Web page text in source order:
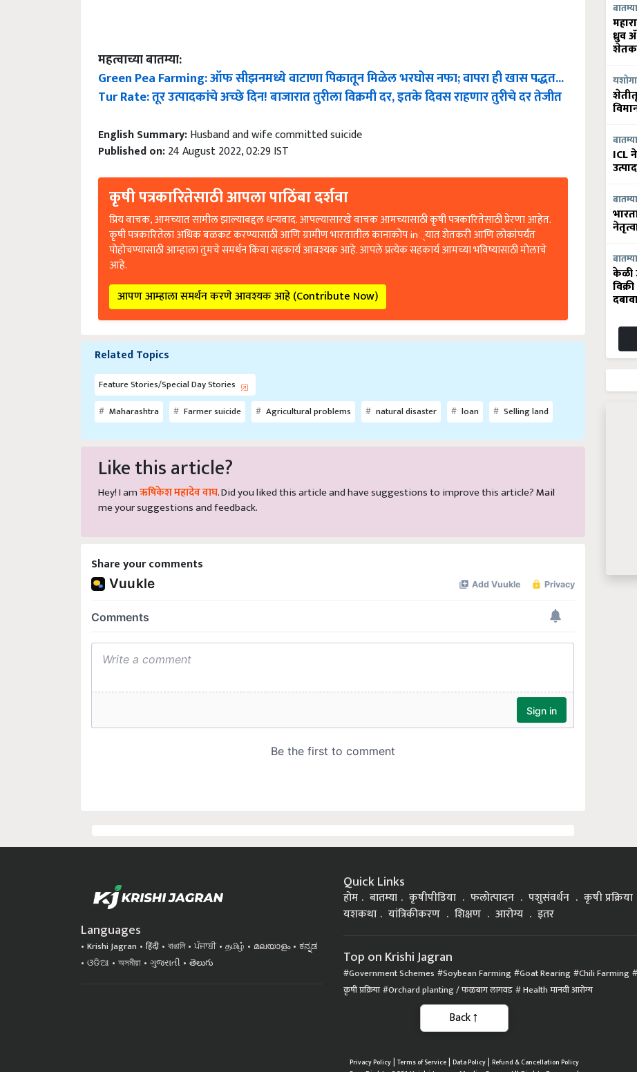
महत्वाच्या बातम्या:
Green Pea Farming: ऑफ सीझनमध्ये वाटाणा पिकातून मिळेल भरघोस नफा; वापरा ही खास पद्धत...
Tur Rate: तूर उत्पादकांचे अच्छे दिन! बाजारात तुरीला विक्रमी दर, इतके दिवस राहणार तुरीचे दर तेजीत
English Summary: Husband and wife committed suicide
Published on: 24 August 2022, 02:29 IST
कृषी पत्रकारितेसाठी आपला पाठिंबा दर्शवा
प्रिय वाचक, आमच्यात सामील झाल्याबद्दल धन्यवाद. आपल्यासारखे वाचक आमच्यासाठी कृषी पत्रकारितेसाठी प्रेरणा आहेत.
कृषी पत्रकारितेला अधिक बळकट करण्यासाठी आणि ग्रामीण भारतातील कानाकोप in्यात शेतकरी आणि लोकांपर्यंत
पोहोचण्यासाठी आम्हाला तुमचे समर्थन किंवा सहकार्य आवश्यक आहे. आपले प्रत्येक सहकार्य आमच्या भविष्यासाठी मोलाचे
आहे.
आपण आम्हाला समर्थन करणे आवश्यक आहे (Contribute Now)
Related Topics
Feature Stories/Special Day Stories
Maharashtra
Farmer suicide Agricultural problems natural disaster loan Selling land
Like this article?
Hey! I am ऋषिकेश महादेव वाघ . Did you liked this article and have suggestions to improve this article? Mail
me your suggestions and feedback.
Share your comments
बातम्या
ध्रुव
बातम्या
ICL
बातम्या
बातम्या
केळी
Languages
Krishi Jagran हिंदी বাঙালি ਪੰਜਾਬੀ தமிழ் മലയാളം
ಕನ್ನಡ
ଓଡିଆ
অসমীয়া ગુજરાતી తెలుగు
Quick Links
होम बातम्या कृषीपीडिया फलोत्पादन पशुसंवर्धन
कृषी प्रक्रिया
यशकथा
यांत्रिकीकरण शिक्षण आरोग्य इतर
Top on Krishi Jagran
Government Schemes Soybean Farming Goat Rearing
Chili Farming
कृषी प्रक्रिया
Orchard planting / फळबाग लागवड Health मानवी आरोग्य
| | |
CopyRight - 2021 Krishi Jagran Media Group. All Rights Reserved.
Back